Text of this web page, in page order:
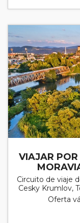
VIAJAR
Circuito de viaje
Cesky Krumlov,
Oferta